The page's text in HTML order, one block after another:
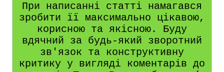
При написанні статті намагався
зробити її максимально цікавою,
корисною та якісною. Буду
вдячний за будь-який зворотний
зв'язок та конструктивну
критику у вигляді коментарів до